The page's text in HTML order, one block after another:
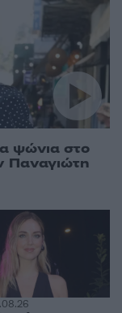
ψώνια στο
Παναγιώτη